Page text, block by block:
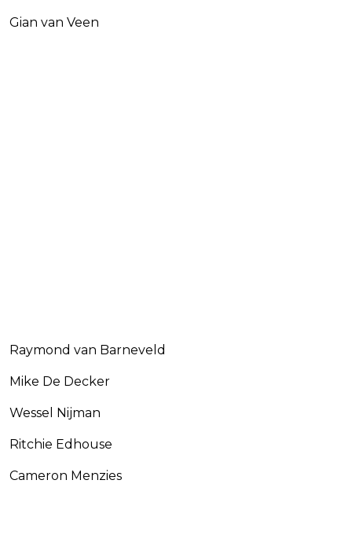
Gian van Veen
Raymond van Barneveld
Mike De Decker
Wessel Nijman
Ritchie Edhouse
Cameron Menzies